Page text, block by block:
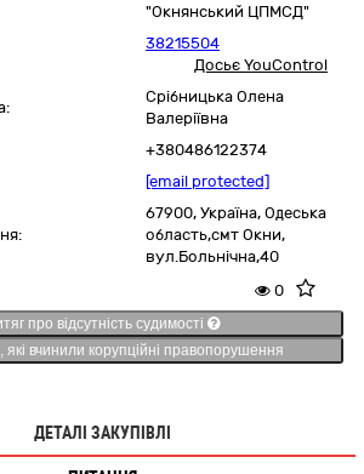
"Окнянський ЦПМСД"
38215504
Досьє YouControl
Срібницька Олена
Валеріївна
+380486122374
[email protected]
67900, Україна, Одеська
область,смт Окни,
вул.Больнічна,40
0
про відсутність судимості
які вчинили корупційні правопорушення
ДЕТАЛІ ЗАКУПІВЛІ